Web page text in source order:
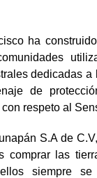
ha
dedicadas a
de
respeto al
S.A de
comprar las
siempre